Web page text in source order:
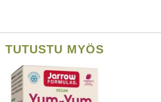
TUTUSTU MYÖS